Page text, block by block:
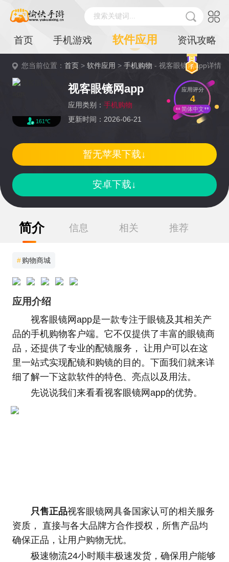
搜索关键词...
首页 手机游戏 软件应用 资讯攻略
您当前位置：首页 >软件应用 >手机购物 - 视客眼镜网app详情
161℃
视客眼镜网app
应用类别： 手机购物
更新时间：2026-06-21
应用评分
4
简体中文
安卓下载↓
暂无苹果下载↓
简介 信息 相关 推荐
#购物商城
应用介绍
视客眼镜网app是一款专注于眼镜及其相关产
品的手机购物客户端。它不仅提供了丰富的眼镜商
品，还提供了专业的配镜服务， 让用户可以在这
里一站式实现配镜和购镜的目的。下面我们就来详
细了解一下这款软件的特色、亮点以及用法。
先说说我们来看看视客眼镜网app的优势。
只售正品视客眼镜网具备国家认可的相关服务
资质， 直接与各大品牌方合作授权，所售产品均
确保正品，让用户购物无忧。
极速物流24小时顺丰极速发货，确保用户能够